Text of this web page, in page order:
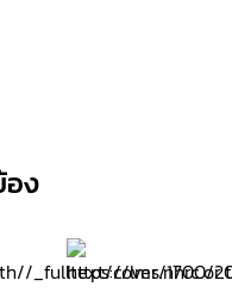
อง